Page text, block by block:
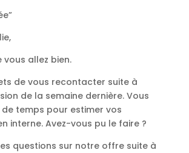
vous allez bien.
de vous recontacter suite à
de la semaine dernière. Vous
de temps pour estimer vos
interne. Avez-vous pu le faire ?
questions sur notre offre suite à